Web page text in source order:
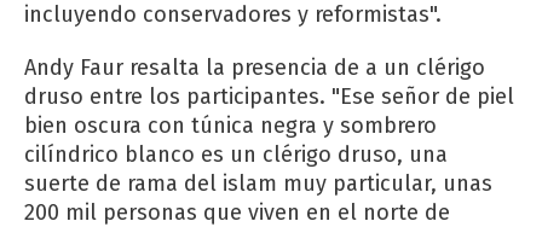
incluyendo conservadores y reformistas".
Andy Faur resalta la presencia de a un clérigo
druso entre los participantes. "Ese señor de piel
bien oscura con túnica negra y sombrero
cilíndrico blanco es un clérigo druso, una
suerte de rama del islam muy particular, unas
200 mil personas que viven en el norte de